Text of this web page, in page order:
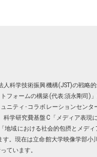
人科学技術振興機構(JST)の戦略
フォームの構築(代表:須永剛司)
ニティ･コラボレーションセンタ
科学研究費基盤C「メディア表現
地域における社会的包摂とメデ
す。現在は立命館大学映像学部小
ています。